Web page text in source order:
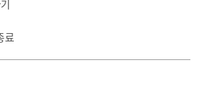
료